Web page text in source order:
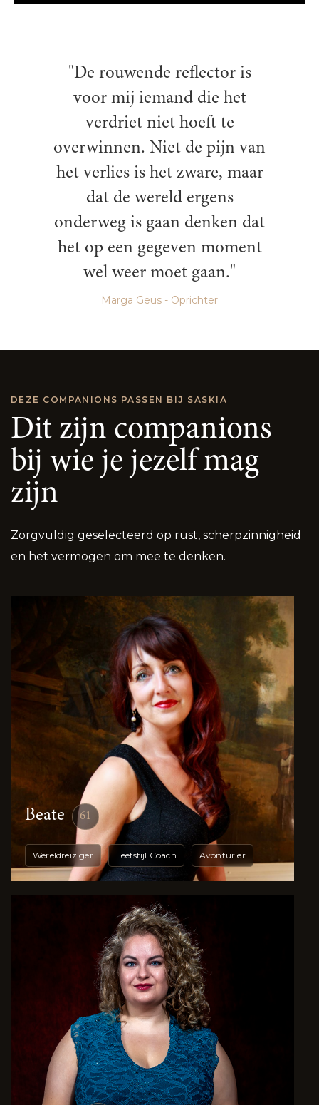
"De rouwende reflector is
voor mij iemand die het
verdriet niet hoeft te
overwinnen. Niet de pijn van
het verlies is het zware, maar
dat de wereld ergens
onderweg is gaan denken dat
het op een gegeven moment
wel weer moet gaan."
Marga Geus - Oprichter
DEZE COMPANIONS PASSEN BIJ SASKIA
Dit zijn companions
bij wie je jezelf mag
zijn
Zorgvuldig geselecteerd op rust, scherpzinnigheid
en het vermogen om mee te denken.
Beate 61
Wereldreiziger Leefstijl Coach Avonturier